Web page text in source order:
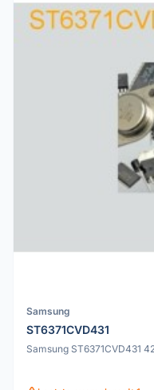
Samsung
ST6371CVD431
Samsung ST6371CVD431